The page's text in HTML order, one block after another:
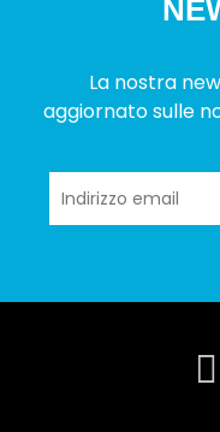
La nostra
aggiornato sulle